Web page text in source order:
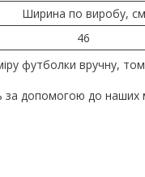
Ширина по виробу, см
46
футболки вручну,
за допомогою до наших